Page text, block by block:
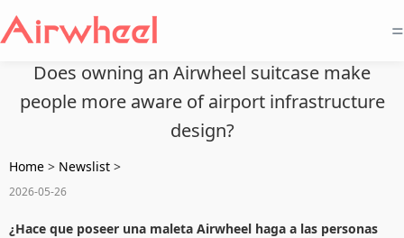
=
Does owning an Airwheel suitcase make
people more aware of airport infrastructure
design?
Home > Newslist >
2026-05-26
¿Hace que poseer una maleta Airwheel haga a las personas